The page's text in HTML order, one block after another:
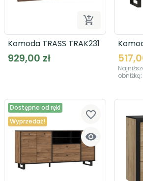

Dodaj do
Komoda TRASS TRAK231
929,00 zł
obniżką:
Dostępne od ręki
Wyprzedaż!

favorite_border